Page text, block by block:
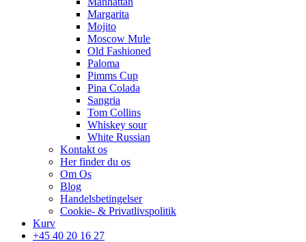
Margarita
Mojito
Moscow Mule
Old Fashioned
Paloma
Pimms Cup
Pina Colada
Sangria
Tom Collins
Whiskey sour
White Russian
Kontakt os
Her finder du os
Om Os
Blog
Handelsbetingelser
Cookie- & Privatlivspolitik
Kurv
+45 40 20 16 27